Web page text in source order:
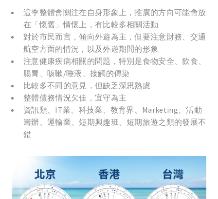
這季整體會關注在自身形象上，推廣的方向可能會放
在「懷舊」情懷上，有比較多相關活動
對於市民而言，傾向外遊為主，但要注意財務、交通
航空方面的情況，以及外遊期間的形象
注意健康疾病相關的問題，特別是食物安全、飲食、
腸胃、咳嗽/唾液、接觸的傳染
比較多不同的意見，但缺乏深思熟慮
整體債務情況欠佳，宜守為主
資訊類、IT業、科技業、教育界、Marketing、活動
籌辦、運輸業、短期興趣班、短期旅遊之類的發展不
錯